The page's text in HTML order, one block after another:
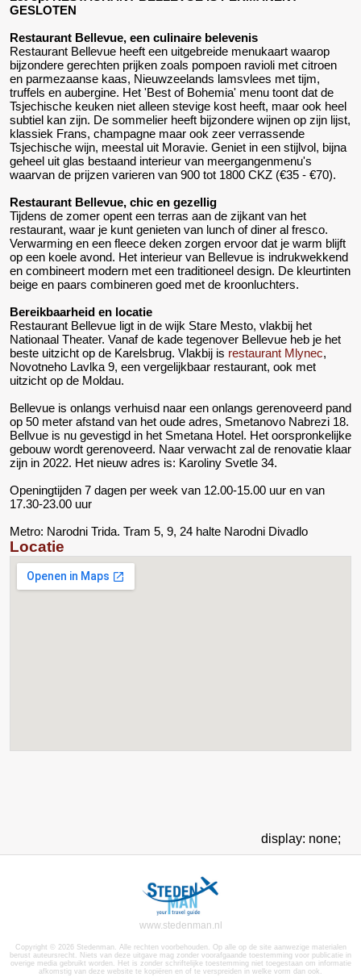
GESLOTEN
Restaurant Bellevue, een culinaire belevenis
Restaurant Bellevue heeft een uitgebreide menukaart waarop
bijzondere gerechten prijken zoals pompoen ravioli met citroen
en parmezaanse kaas, Nieuwzeelands lamsvlees met tijm,
truffels en aubergine. Het 'Best of Bohemia' menu toont dat de
Tsjechische keuken niet alleen stevige kost heeft, maar ook heel
subtiel kan zijn. De sommelier heeft bijzondere wijnen op zijn lijst,
klassiek Frans, champagne maar ook zeer verrassende
Tsjechische wijn, meestal uit Moravie. Geniet in een stijlvol, bijna
geheel uit glas bestaand interieur van meergangenmenu's
waarvan de prijzen varieren van 900 tot 1800 CKZ (€35 - €70).
Restaurant Bellevue, chic en gezellig
Tijdens de zomer opent een terras aan de zijkant van het
restaurant, waar je kunt genieten van lunch of diner al fresco.
Verwarming en een fleece deken zorgen ervoor dat je warm blijft
op een koele avond. Het interieur van Bellevue is indrukwekkend
en combineert modern met een traditioneel design. De kleurtinten
beige en paars combineren goed met de kroonluchters.
Bereikbaarheid en locatie
Restaurant Bellevue ligt in de wijk Stare Mesto, vlakbij het
Nationaal Theater. Vanaf de kade tegenover Bellevue heb je het
beste uitzicht op de Karelsbrug. Vlakbij is restaurant Mlynec,
Novotneho Lavlka 9, een vergelijkbaar restaurant, ook met
uitzicht op de Moldau.
Bellevue is onlangs verhuisd naar een onlangs gerenoveerd pand
op 50 meter afstand van het oude adres, Smetanovo Nabrezi 18.
Bellvue is nu gevestigd in het Smetana Hotel. Het oorspronkelijke
gebouw wordt gerenoveerd. Naar verwacht zal de renovatie klaar
zijn in 2022. Het nieuw adres is: Karoliny Svetle 34.
Openingtijden 7 dagen per week van 12.00-15.00 uur en van
17.30-23.00 uur
Metro: Narodni Trida. Tram 5, 9, 24 halte Narodni Divadlo
Locatie
display: none;
www.stedenman.nl
Copyright © 2026 Stedenman. Alle rechten voorbehouden. Op alle op de site aanwezige materialen
berust auteursrecht. Niets van deze uitgave mag zonder voorafgaande toestemming voor publicatie in
overige media gebruikt worden. Het is zonder schriftelijke toestemming niet toegestaan om informatie
afkomstig van deze website te kopiëren en of te verspreiden in welke vorm dan ook.